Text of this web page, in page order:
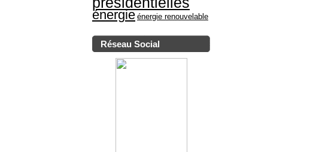
énergie énergie renouvelable
Réseau Social